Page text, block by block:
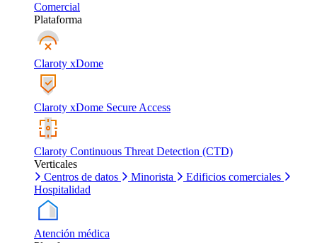
Comercial
Plataforma
Claroty xDome
Claroty xDome Secure Access
Claroty Continuous Threat Detection (CTD)
Verticales
Centros de datos
Minorista
Edificios comerciales
Hospitalidad
Atención médica